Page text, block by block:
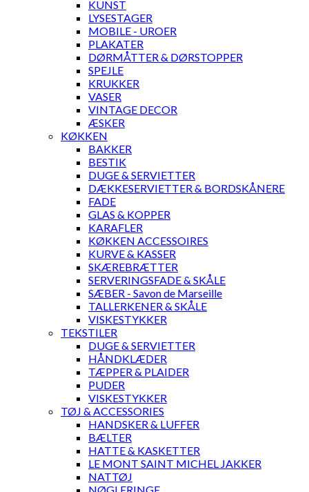
KUNST
LYSESTAGER
MOBILE - UROER
PLAKATER
DØRMÅTTER & DØRSTOPPER
SPEJLE
KRUKKER
VASER
VINTAGE DECOR
ÆSKER
KØKKEN
BAKKER
BESTIK
DUGE & SERVIETTER
DÆKKESERVIETTER & BORDSKÅNERE
FADE
GLAS & KOPPER
KARAFLER
KØKKEN ACCESSOIRES
KURVE & KASSER
SKÆREBRÆTTER
SERVERINGSFADE & SKÅLE
SÆBER - Savon de Marseille
TALLERKENER & SKÅLE
VISKESTYKKER
TEKSTILER
DUGE & SERVIETTER
HÅNDKLÆDER
TÆPPER & PLAIDER
PUDER
VISKESTYKKER
TØJ & ACCESSORIES
HANDSKER & LUFFER
BÆLTER
HATTE & KASKETTER
LE MONT SAINT MICHEL JAKKER
NATTØJ